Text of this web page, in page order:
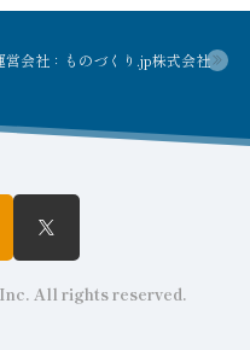
営会社：ものづくり.jp株式会社
All rights reserved.